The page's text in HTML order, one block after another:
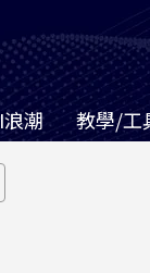
浪潮 教學/工